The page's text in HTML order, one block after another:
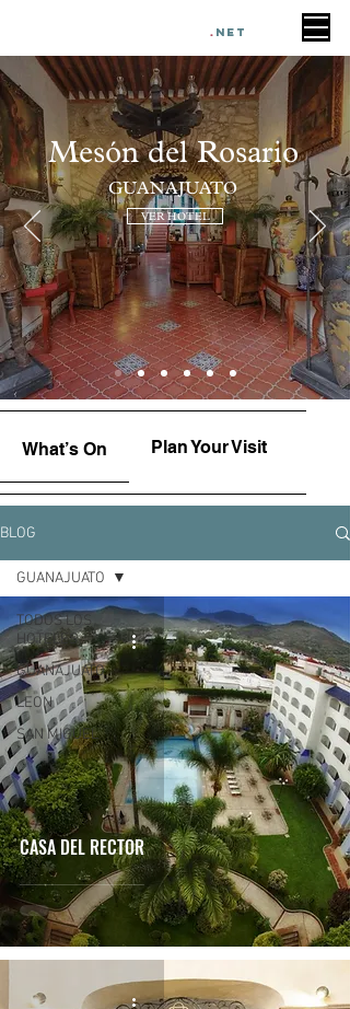
. NET
Mesón del Rosario
GUANAJUATO
VER HOTEL
What’s On Plan Your Visit
BLOG
TODOS LOS
HOTELES
GUANAJUATO
LEON
SAN MIGUEL
GUANAJUATO
CASA DEL RECTOR